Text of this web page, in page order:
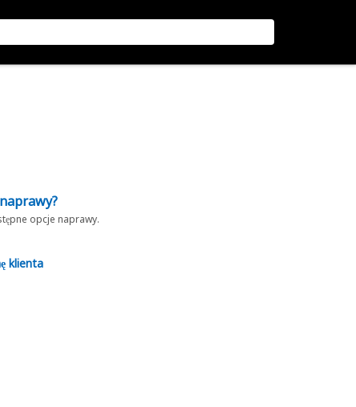
opcje naprawy.
klienta